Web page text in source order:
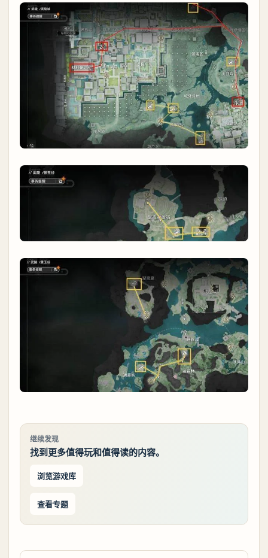
继续发现
找到更多值得玩和值得读的内容。
浏览游戏库
查看专题